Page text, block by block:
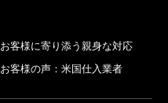
お客様に寄り添う親身な対応
お客様の声：米国仕入業者